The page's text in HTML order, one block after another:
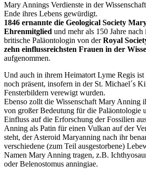
Mary Annings Verdienste in der
Ende ihres Lebens gewürdigt.
1846 ernannte die Geological Society
Ehrenmitglied und mehr als 150 Jahre
britische Paläontologin von derRoyal
zehn einflussreichsten Frauen in der
aufgenommen.
Und auch in ihrem Heimatort Lyme Regis
noch präsent, insofern in der St. Michael´s
Fensterbildern verewigt wurden.
Ebenso zollt die Wissenschaft Mary Anning
von großer Bedeutung für die Paläontologie
Einfluss auf die Erforschung der Fossilien
Anning als Patin für einen Vulkan auf der
steht, der Asteroid Maryanning nach ihr
verschiedene (zum Teil ausgestorbene)
Namen Mary Anning tragen, z.B.
oder Belenostomus anningiae.